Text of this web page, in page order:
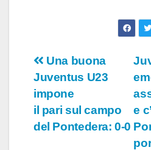
Navigazione
articoli
e
Una buona
Juventus U23
impone
il pari sul campo
del Pontedera: 0-0